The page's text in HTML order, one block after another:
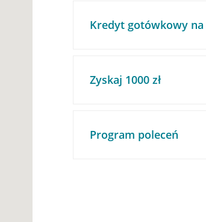
Kredyt gotówkowy
Zyskaj 1000 zł
Program poleceń